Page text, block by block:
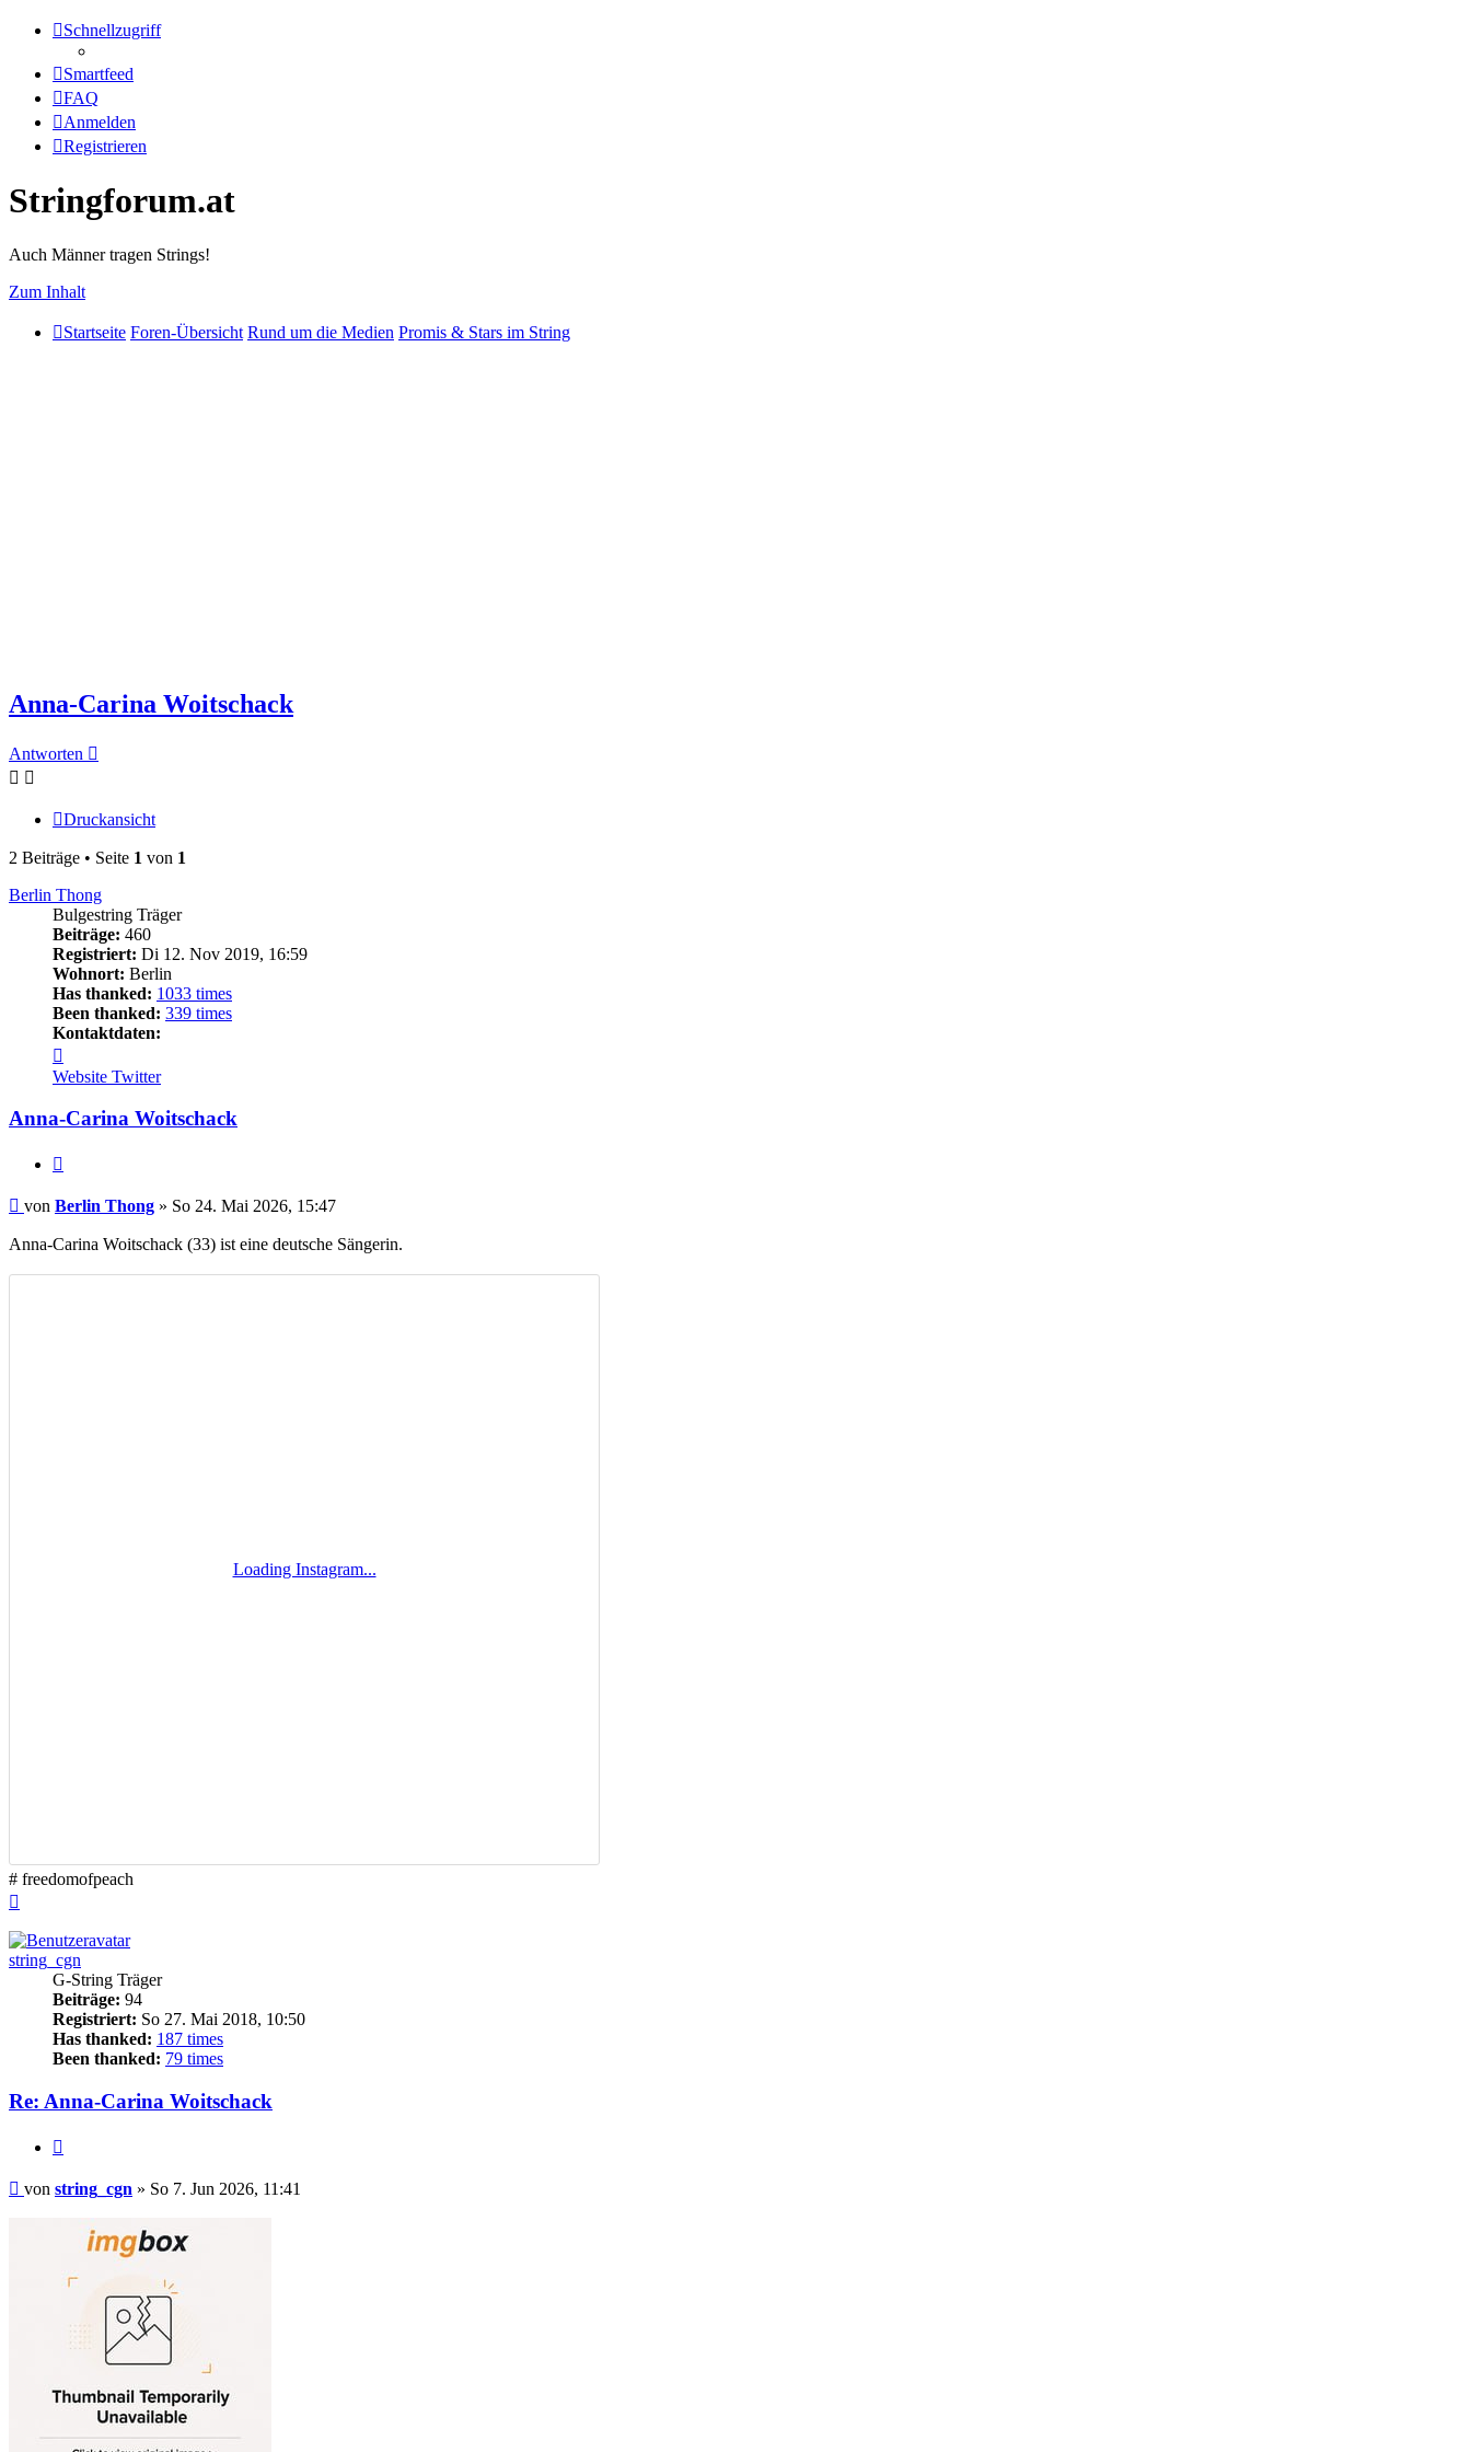
Schnellzugriff
Smartfeed
FAQ
Anmelden
Registrieren
Stringforum.at
Auch Männer tragen Strings!
Zum Inhalt
Startseite Foren-Übersicht Rund um die Medien Promis & Stars im String
Anna-Carina Woitschack
Antworten
Druckansicht
2 Beiträge • Seite 1 von 1
Berlin Thong
Bulgestring Träger
Beiträge: 460
Registriert: Di 12. Nov 2019, 16:59
Wohnort: Berlin
Has thanked: 1033 times
Been thanked: 339 times
Kontaktdaten:
von
Berlin
Thong
Website Twitter
Anna-Carina Woitschack
Beitrag
von Berlin Thong » So 24. Mai 2026, 15:47
Anna-Carina Woitschack (33) ist eine deutsche Sängerin.
# freedomofpeach
string_cgn
G-String Träger
Beiträge: 94
Registriert: So 27. Mai 2018, 10:50
Has thanked: 187 times
Been thanked: 79 times
Re: Anna-Carina Woitschack
Beitrag
von string_cgn » So 7. Jun 2026, 11:41